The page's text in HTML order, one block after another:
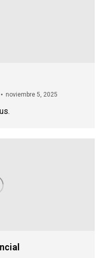
noviembre 5, 2025